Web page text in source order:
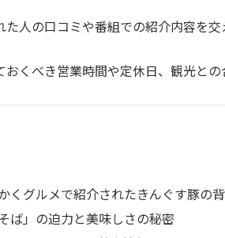
た人の口コミや番組での紹介内容を
くべき営業時間や定休日、観光との
くグルメで紹介されたきんぐす豚の
ば」の迫力と美味しさの秘密